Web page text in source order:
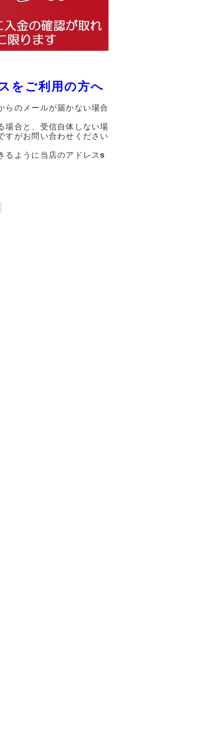
をご利用の方へ
らのメールが届かない場合
場合と、受信自体しない場
すがお問い合わせください
るように当店のアドレスs